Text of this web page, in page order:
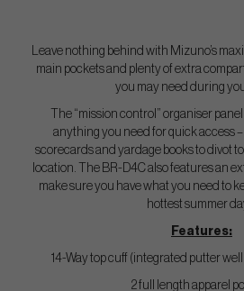
Leave nothing behind with Mizuno’s
main pockets and plenty of extra
you may need during
The “mission control” organiser
anything you need for quick access
scorecards and yardage books to divot
location. The BR-D4C also features an
make sure you have what you need to
hottest summer
Features:
14-Way top cuff (integrated putter
2 full length apparel